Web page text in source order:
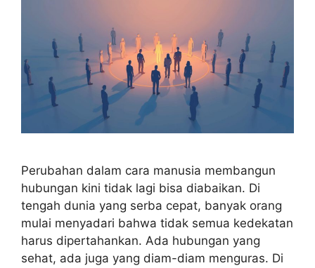
Perubahan dalam cara manusia membangun
hubungan kini tidak lagi bisa diabaikan. Di
tengah dunia yang serba cepat, banyak orang
mulai menyadari bahwa tidak semua kedekatan
harus dipertahankan. Ada hubungan yang
sehat, ada juga yang diam-diam menguras. Di